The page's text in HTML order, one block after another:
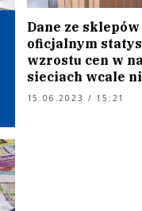
Dane ze
oficjalnym
wzrostu cen w
sieciach wcale
15.06.2023 / 15:21